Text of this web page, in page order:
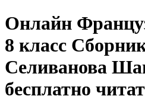
Онлайн
8 класс
Селиванова
бесплатно